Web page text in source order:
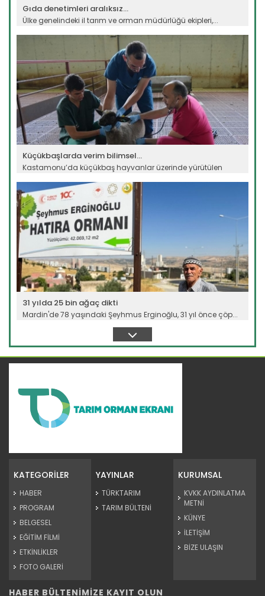
Gıda denetimleri aralıksız...
Ülke genelindeki il tarım ve orman müdürlüğü ekipleri,...
Devamını Oku ->
Küçükbaşlarda verim bilimsel...
Kastamonu’da küçükbaş hayvanlar üzerinde yürütülen
Devamını Oku ->
31 yılda 25 bin ağaç dikti
Mardin'de 78 yaşındaki Şeyhmus Erginoğlu, 31 yıl önce çöp...
Devamını Oku ->
KATEGORİLER
HABER
PROGRAM
BELGESEL
EĞİTİM FİLMİ
ETKİNLİKLER
FOTO GALERİ
YAYINLAR
TÜRKTARIM
TARIM BÜLTENİ
KURUMSAL
KVKK AYDINLATMA
METNİ
KÜNYE
İLETİŞİM
BİZE ULAŞIN
HABER BÜLTENİMİZE KAYIT OLUN